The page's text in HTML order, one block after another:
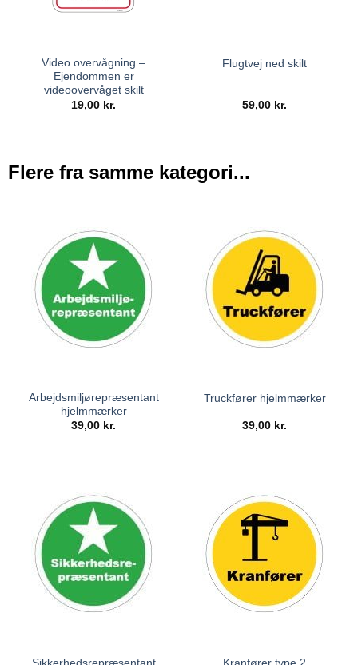
Video overvågning –
Ejendommen er
videoovervåget skilt
19,00 kr.
Flugtvej ned skilt
59,00 kr.
Flere fra samme kategori...
Arbejdsmiljørepræsentant
hjelmmærker
39,00 kr.
Truckfører hjelmmærker
39,00 kr.